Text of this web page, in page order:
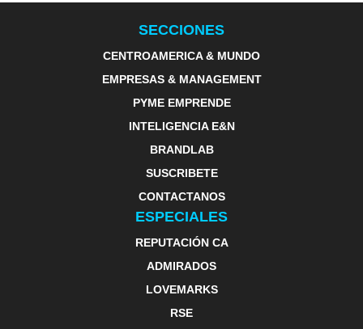
SECCIONES
CENTROAMERICA & MUNDO
EMPRESAS & MANAGEMENT
PYME EMPRENDE
INTELIGENCIA E&N
BRANDLAB
SUSCRIBETE
CONTACTANOS
ESPECIALES
REPUTACIÓN CA
ADMIRADOS
LOVEMARKS
RSE